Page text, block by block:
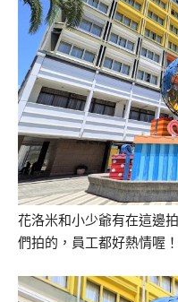
花洛米和小少爺有在這邊
們拍的，員工都好熱情喔！